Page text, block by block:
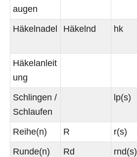
augen
Häkelnadel
Häkelnd hk
Häkelanleit
ung
Schlingen /
Schlaufen
lp(s)
Reihe(n) R r(s)
Runde(n)
Rd rnd(s)